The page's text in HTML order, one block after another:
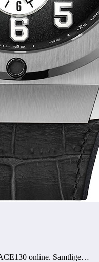
online. Samtlige…